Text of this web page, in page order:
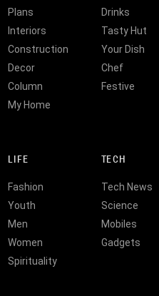
Plans
Interiors
Construction
Decor
Column
My Home
Drinks
Tasty Hut
Your Dish
Chef
Festive
LIFE
Fashion
Youth
Men
Women
Spirituality
TECH
Tech News
Science
Mobiles
Gadgets